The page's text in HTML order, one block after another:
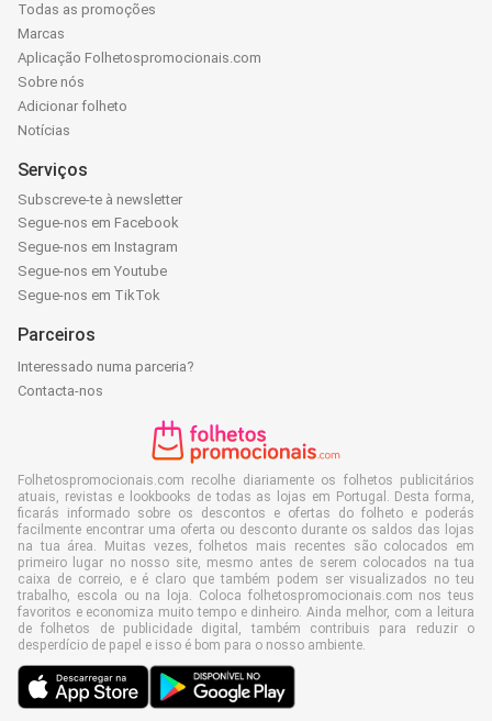
Todas as promoções
Marcas
Aplicação Folhetospromocionais.com
Sobre nós
Adicionar folheto
Notícias
Serviços
Subscreve-te à newsletter
Segue-nos em Facebook
Segue-nos em Instagram
Segue-nos em Youtube
Segue-nos em TikTok
Parceiros
Interessado numa parceria?
Contacta-nos
Folhetospromocionais.com recolhe diariamente os folhetos publicitários
atuais, revistas e lookbooks de todas as lojas em Portugal. Desta forma,
ficarás informado sobre os descontos e ofertas do folheto e poderás
facilmente encontrar uma oferta ou desconto durante os saldos das lojas
na tua área. Muitas vezes, folhetos mais recentes são colocados em
primeiro lugar no nosso site, mesmo antes de serem colocados na tua
caixa de correio, e é claro que também podem ser visualizados no teu
trabalho, escola ou na loja. Coloca folhetospromocionais.com nos teus
favoritos e economiza muito tempo e dinheiro. Ainda melhor, com a leitura
de folhetos de publicidade digital, também contribuis para reduzir o
desperdício de papel e isso é bom para o nosso ambiente.